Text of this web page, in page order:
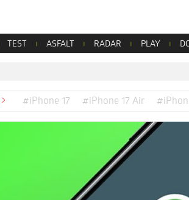
TEST ASFALT RADAR PLAY
#iPhone 17 #iPhone 17 Air